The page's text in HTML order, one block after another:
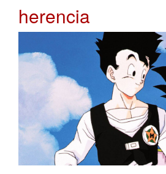
herencia